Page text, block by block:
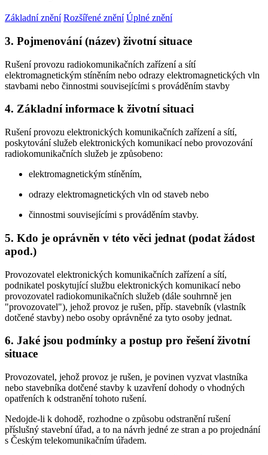
Základní znění Rozšířené znění Úplné znění
3. Pojmenování (název) životní situace
Rušení provozu radiokomunikačních zařízení a sítí
elektromagnetickým stíněním nebo odrazy elektromagnetických vln
stavbami nebo činnostmi souvisejícími s prováděním stavby
4. Základní informace k životní situaci
Rušení provozu elektronických komunikačních zařízení a sítí,
poskytování služeb elektronických komunikací nebo provozování
radiokomunikačních služeb je způsobeno:
elektromagnetickým stíněním,
odrazy elektromagnetických vln od staveb nebo
činnostmi souvisejícími s prováděním stavby.
5. Kdo je oprávněn v této věci jednat (podat žádost
apod.)
Provozovatel elektronických komunikačních zařízení a sítí,
podnikatel poskytující službu elektronických komunikací nebo
provozovatel radiokomunikačních služeb (dále souhrnně jen
"provozovatel"), jehož provoz je rušen, příp. stavebník (vlastník
dotčené stavby) nebo osoby oprávněné za tyto osoby jednat.
6. Jaké jsou podmínky a postup pro řešení životní
situace
Provozovatel, jehož provoz je rušen, je povinen vyzvat vlastníka
nebo stavebníka dotčené stavby k uzavření dohody o vhodných
opatřeních k odstranění tohoto rušení.
Nedojde-li k dohodě, rozhodne o způsobu odstranění rušení
příslušný stavební úřad, a to na návrh jedné ze stran a po projednání
s Českým telekomunikačním úřadem.